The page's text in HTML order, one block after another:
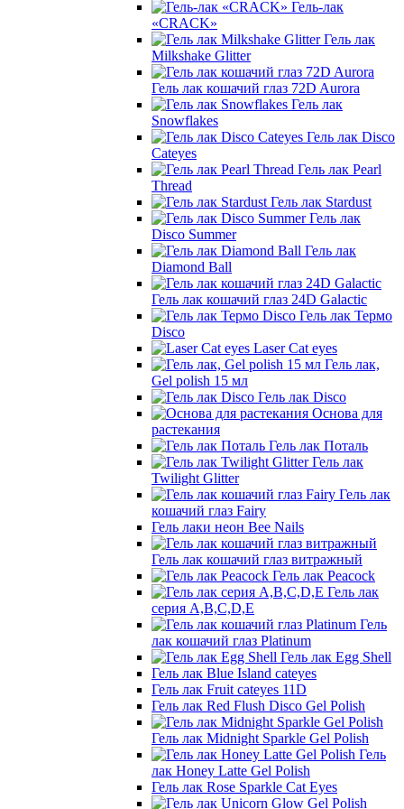
Гель-лак
«CRACK»
Гель лак
Milkshake Glitter
Гель лак кошачий глаз 72D Aurora
Гель лак
Snowflakes
Гель лак Disco
Cateyes
Гель лак Pearl
Thread
Гель лак Stardust
Гель лак
Disco Summer
Гель лак
Diamond Ball
Гель лак кошачий глаз 24D Galactic
Гель лак Термо
Disco
Laser Cat eyes
Гель лак,
Gel polish 15 мл
Гель лак Disco
Основа для
растекания
Гель лак Поталь
Гель лак
Twilight Glitter
Гель лак
кошачий глаз Fairy
Гель лаки неон Bee Nails
Гель лак кошачий глаз витражный
Гель лак Peacock
Гель лак
серия A,B,C,D,E
Гель
лак кошачий глаз Platinum
Гель лак Egg Shell
Гель лак Blue Island cateyes
Гель лак Fruit cateyes 11D
Гель лак Red Flush Disco Gel Polish
Гель лак Midnight Sparkle Gel Polish
Гель
лак Honey Latte Gel Polish
Гель лак Rose Sparkle Cat Eyes